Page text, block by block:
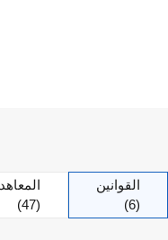
القوانين
المعاهدات